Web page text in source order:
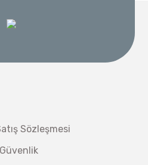
Sözleşmesi